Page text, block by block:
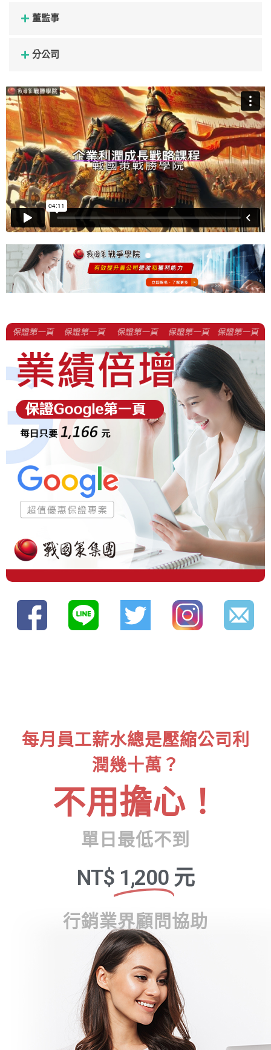
董監事
分公司
每月員工薪水總是壓縮公司利
潤幾十萬？
不用擔心！
單日最低不到
NT$ 1,200 元
行銷業界顧問協助